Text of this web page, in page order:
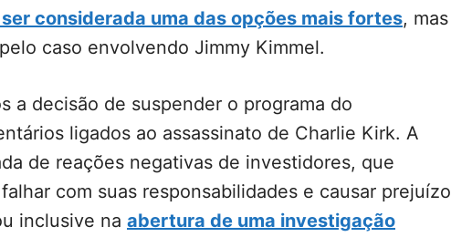
considerada uma das opções mais fortes, mas
caso envolvendo Jimmy Kimmel.
a decisão de suspender o programa do
ligados ao assassinato de Charlie Kirk. A
de reações negativas de investidores, que
com suas responsabilidades e causar prejuízo
inclusive na abertura de uma investigação